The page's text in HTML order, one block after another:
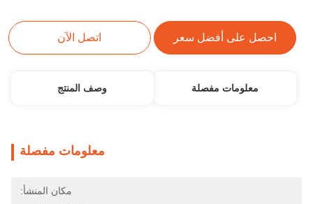
احصل على أفضل سعر اتصل الآن
معلومات مفصلة وصف المنتج
معلومات مفصلة
مكان المنشأ: